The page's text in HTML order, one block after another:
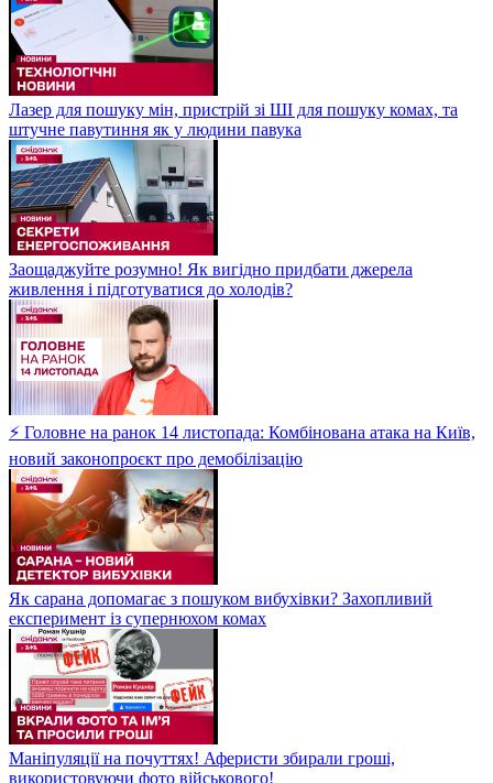
Лазер для пошуку мін, пристрій зі ШІ для пошуку комах, та
штучне павутиння як у людини павука
Заощаджуйте розумно! Як вигідно придбати джерела
живлення і підготуватися до холодів?
⚡ Головне на ранок 14 листопада: Комбінована атака на Київ,
новий законопроєкт про демобілізацію
Як сарана допомагає з пошуком вибухівки? Захопливий
експеримент із супернюхом комах
Маніпуляції на почуттях! Аферисти збирали гроші,
використовуючи фото військового!